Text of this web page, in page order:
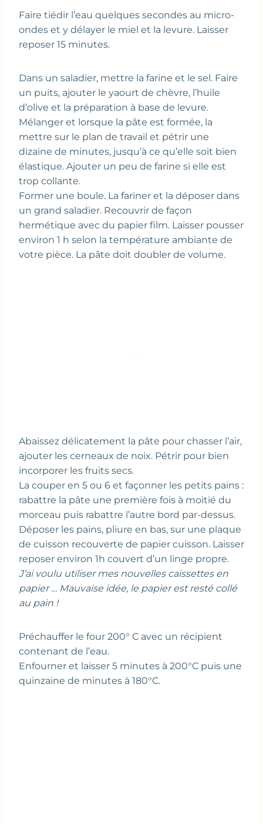
Faire tiédir l’eau quelques secondes au micro-
ondes et y délayer le miel et la levure. Laisser
reposer 15 minutes.
Dans un saladier, mettre la farine et le sel. Faire
un puits, ajouter le yaourt de chèvre, l’huile
d’olive et la préparation à base de levure.
Mélanger et lorsque la pâte est formée, la
mettre sur le plan de travail et pétrir une
dizaine de minutes, jusqu’à ce qu’elle soit bien
élastique. Ajouter un peu de farine si elle est
trop collante.
Former une boule. La fariner et la déposer dans
un grand saladier. Recouvrir de façon
hermétique avec du papier film. Laisser pousser
environ 1 h selon la température ambiante de
votre pièce. La pâte doit doubler de volume.
Abaissez délicatement la pâte pour chasser l’air,
ajouter les cerneaux de noix. Pétrir pour bien
incorporer les fruits secs.
La couper en 5 ou 6 et façonner les petits pains :
rabattre la pâte une première fois à moitié du
morceau puis rabattre l’autre bord par-dessus.
Déposer les pains, pliure en bas, sur une plaque
de cuisson recouverte de papier cuisson. Laisser
reposer environ 1h couvert d’un linge propre.
J’ai voulu utiliser mes nouvelles caissettes en
papier … Mauvaise idée, le papier est resté collé
au pain !
Préchauffer le four 200° C avec un récipient
contenant de l’eau.
Enfourner et laisser 5 minutes à 200°C puis une
quinzaine de minutes à 180°C.